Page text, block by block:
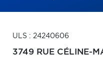
ULS : 24240606
3749 RUE CÉLINE-